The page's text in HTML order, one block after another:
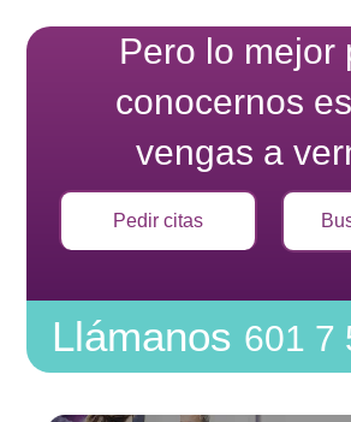
Pero lo mejor
conocernos
vengas a
Pedir citas
Llámanos 601 7